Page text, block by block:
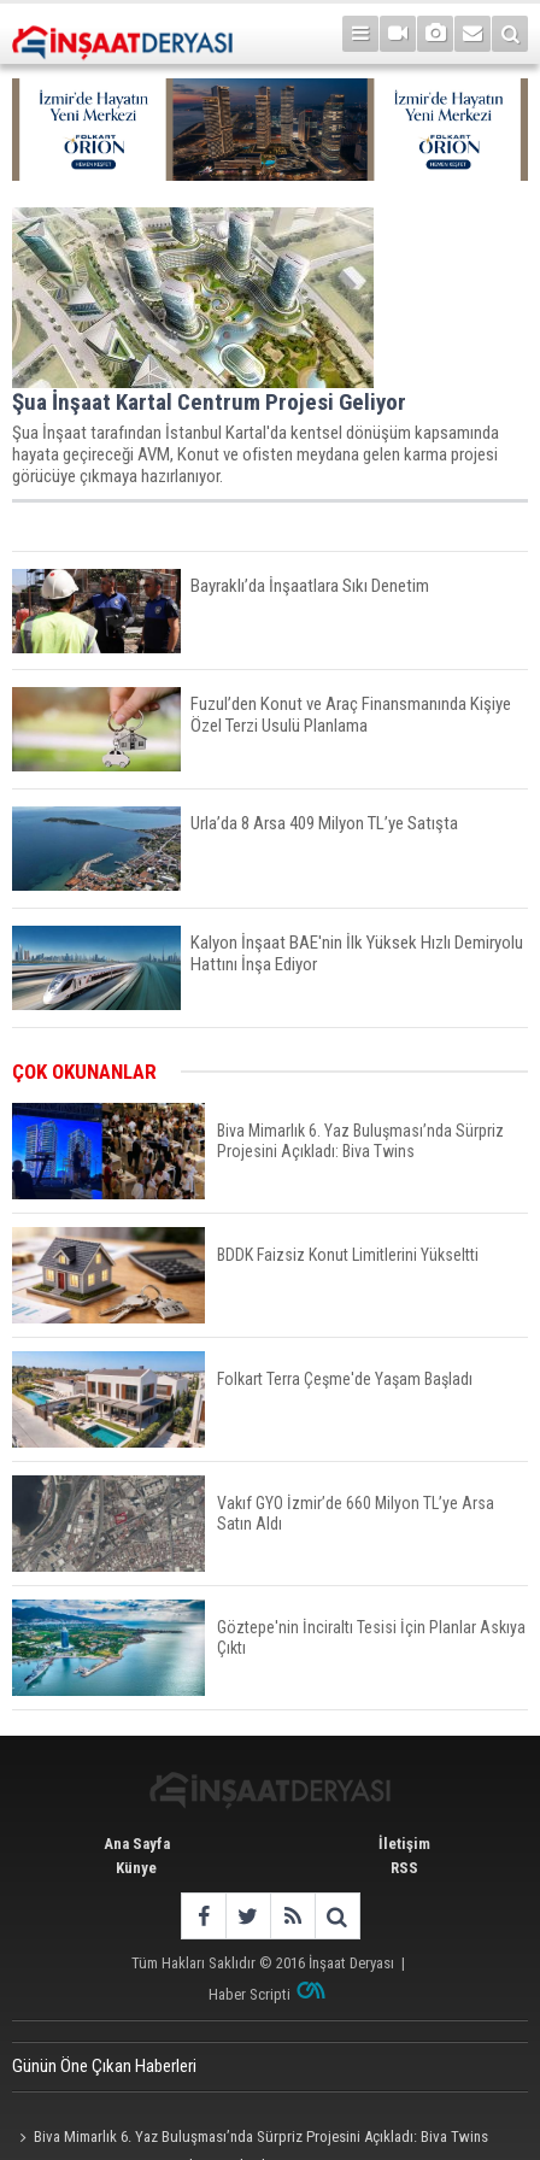
Şua İnşaat Kartal Centrum Projesi Geliyor
Şua İnşaat tarafından İstanbul Kartal'da kentsel dönüşüm kapsamında
hayata geçireceği AVM, Konut ve ofisten meydana gelen karma projesi
görücüye çıkmaya hazırlanıyor.
Bayraklı’da İnşaatlara Sıkı Denetim
Fuzul’den Konut ve Araç Finansmanında Kişiye
Özel Terzi Usulü Planlama
Urla’da 8 Arsa 409 Milyon TL’ye Satışta
Kalyon İnşaat BAE'nin İlk Yüksek Hızlı Demiryolu
Hattını İnşa Ediyor
TOKİ 51 İlde 540 Konut ve İş Yerini Satışa
Sunuyor
Yatırımcıların Bina Tercihi Değişiyor: Dijital Altyapı
Öne Çıkıyor
TOKİ'nin Kiralık Sosyal Konut Modeli Kiraları
Düşürür Mü?
İkinci El Konut Fiyatları İspanya'da Bir Yılda
Yüzde 16,2 Arttı
Konut Satışları Güçlü Seyrini Korudu Yabancıya
Satış Geriledi
ÇOK OKUNANLAR
Biva Mimarlık 6. Yaz Buluşması’nda Sürpriz
Projesini Açıkladı: Biva Twins
BDDK Faizsiz Konut Limitlerini Yükseltti
Folkart Terra Çeşme'de Yaşam Başladı
Vakıf GYO İzmir’de 660 Milyon TL’ye Arsa
Satın Aldı
Göztepe'nin İnciraltı Tesisi İçin Planlar Askıya
Çıktı
Ana Sayfa
Künye
İletişim
RSS
Tüm Hakları Saklıdır © 2016 İnşaat Deryası |
Haber Scripti
Günün Öne Çıkan Haberleri
Biva Mimarlık 6. Yaz Buluşması’nda Sürpriz Projesini Açıkladı: Biva Twins